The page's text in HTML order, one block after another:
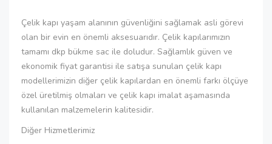
Çelik kapı yaşam alanının güvenliğini sağlamak asli görevi
olan bir evin en önemli aksesuarıdır. Çelik kapılarımızın
tamamı dkp bükme sac ile doludur. Sağlamlık güven ve
ekonomik fiyat garantisi ile satışa sunulan çelik kapı
modellerimizin diğer çelik kapılardan en önemli farkı ölçüye
özel üretilmiş olmaları ve çelik kapı imalat aşamasında
kullanılan malzemelerin kalitesidir.
Diğer Hizmetlerimiz